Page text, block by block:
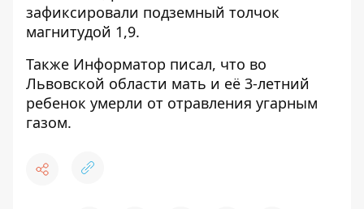
зафиксировали подземный толчок
магнитудой 1,9.
Также Информатор писал, что во
Львовской области мать и её 3-летний
ребенок умерли от отравления угарным
газом.